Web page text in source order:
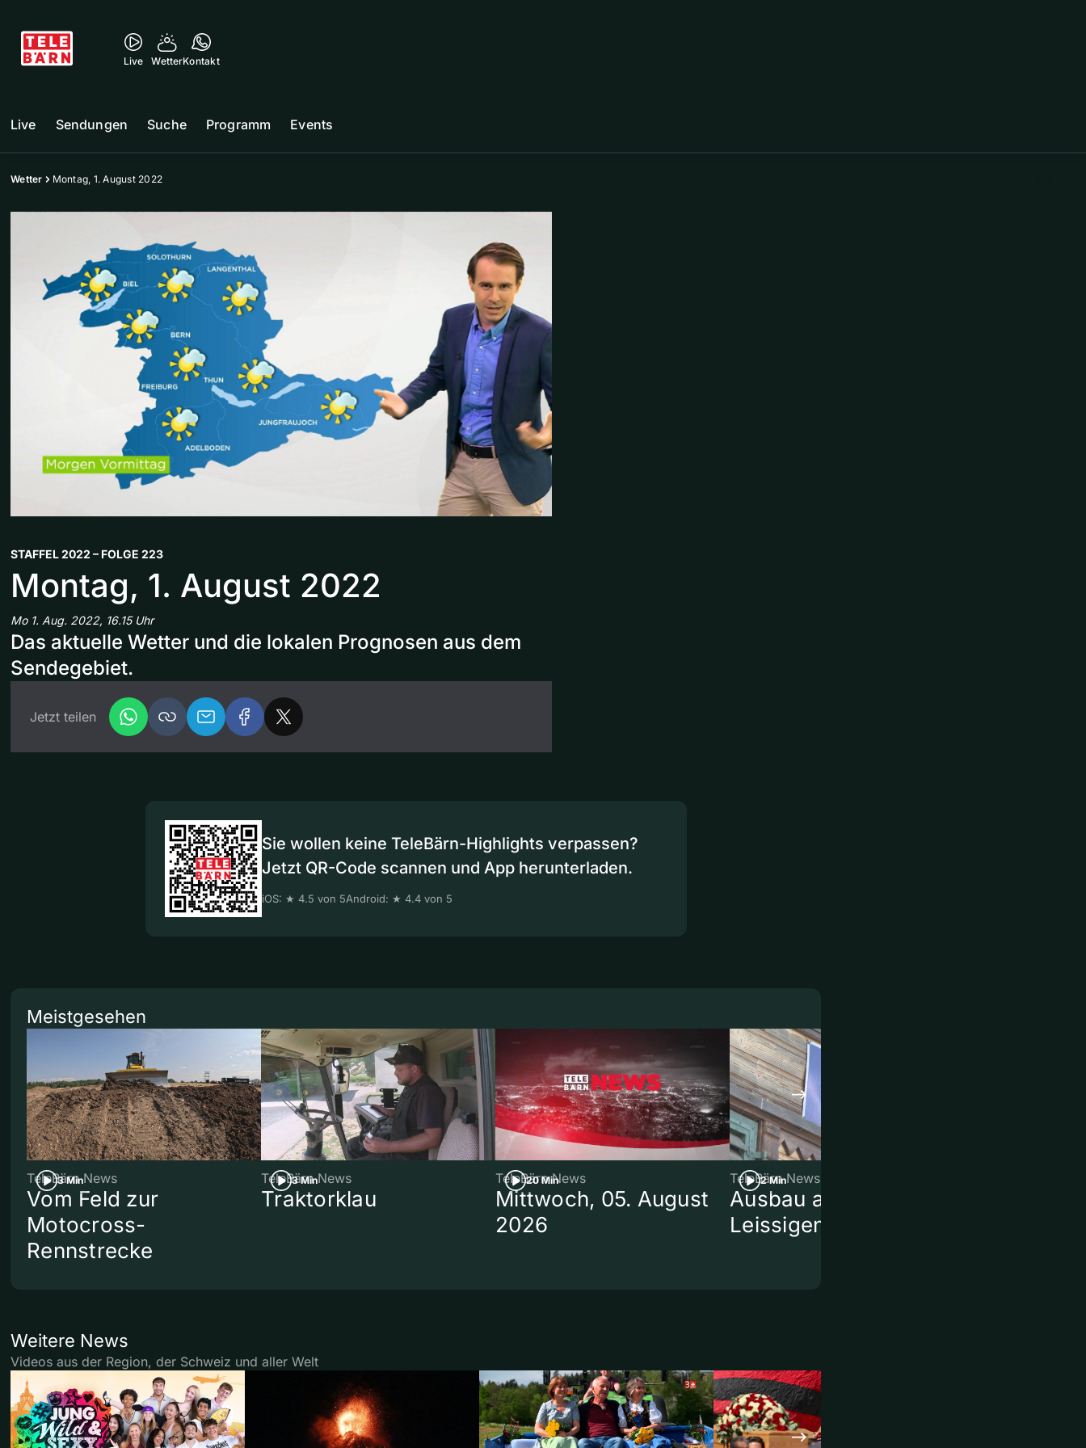
Live WetterKontakt
Live Sendungen Suche Programm Events
Wetter Montag, 1. August 2022
STAFFEL 2022 – FOLGE 223
Montag, 1. August 2022
Mo 1. Aug. 2022, 16.15 Uhr
Das aktuelle Wetter und die lokalen Prognosen aus dem
Sendegebiet.
Jetzt teilen
Sie wollen keine TeleBärn-Highlights verpassen?
Jetzt QR-Code scannen und App herunterladen.
iOS: ★ 4.5 von 5Android: ★ 4.4 von 5
Meistgesehen
3 Min
TeleBärn News
Vom Feld zur
Motocross-
Rennstrecke
3 Min
TeleBärn News
Traktorklau
20 Min
TeleBärn News
Mittwoch, 05. August
2026
2 Min
TeleBärn News
Ausbau am Bahnhof
Leissigen
Weitere News
Videos aus der Region, der Schweiz und aller Welt